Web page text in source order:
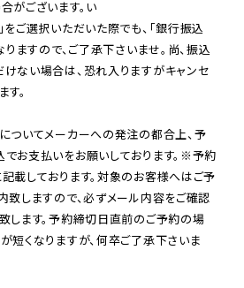
がございます。い
をご選択いただいた際でも、「銀行振込
ますので、ご了承下さいませ。尚、振込
ない場合は、恐れ入りますがキャンセ
。
いてメーカーへの発注の都合上、予
お支払いをお願いしております。※予約
載しております。対象のお客様へはご予
致しますので、必ずメール内容をご確認
します。予約締切日直前のご予約の場
短くなりますが、何卒ご了承下さいま